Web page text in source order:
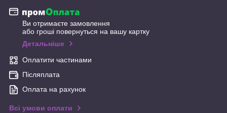
Ви отримаєте замовлення
або гроші повернуться на вашу картку
Детальніше
Оплатити частинами
Післяплата
Оплата на рахунок
Всі умови оплати